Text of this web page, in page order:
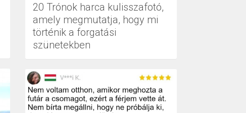
20 Trónok harca kulisszafotó,
amely megmutatja, hogy mi
történik a forgatási
szünetekben